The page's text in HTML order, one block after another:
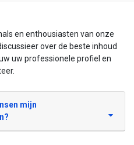
en enthousiasten van onze
over de beste inhoud
uw professionele profiel en
mijn